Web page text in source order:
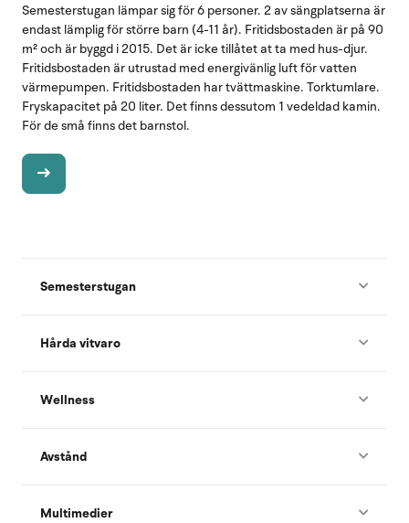
Semesterstugan lämpar sig för 6 personer. 2 av sängplatserna är
endast lämplig för större barn (4-11 år). Fritidsbostaden är på 90
m² och är byggd i 2015. Det är icke tillåtet at ta med hus-djur.
Fritidsbostaden är utrustad med energivänlig luft för vatten
värmepumpen. Fritidsbostaden har tvättmaskine. Torktumlare.
Fryskapacitet på 20 liter. Det finns dessutom 1 vedeldad kamin.
För de små finns det barnstol.
Semesterstugan
Hårda vitvaro
Wellness
Avstånd
Multimedier